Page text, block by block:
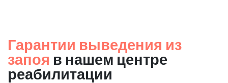
Гарантии выведения из
запоя в нашем центре
реабилитации